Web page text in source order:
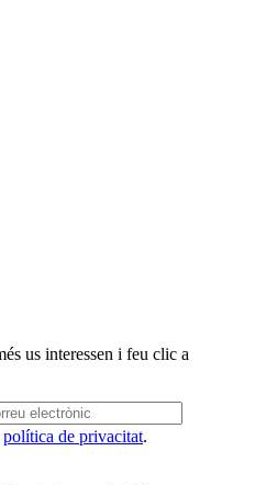
us interessen i feu clic a
política de privacitat.